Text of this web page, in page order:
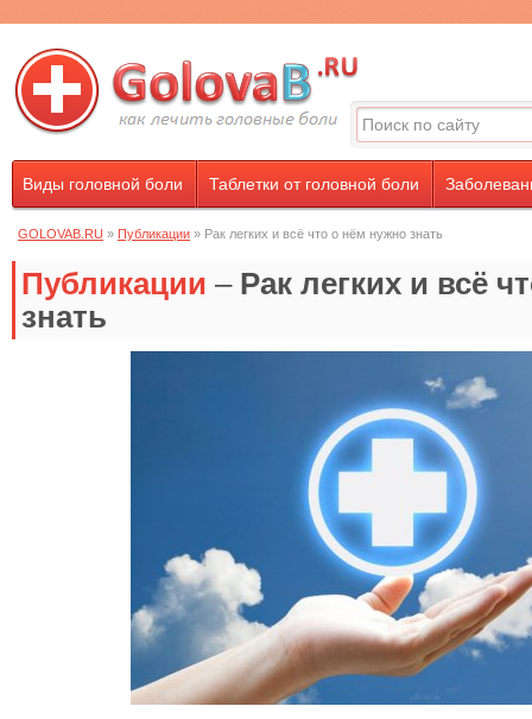
Виды головной боли Таблетки от головной боли
GOLOVAB.RU » Публикации » Рак легких и всё что о нём нужно знать
Публикации – Рак легких и всё
знать